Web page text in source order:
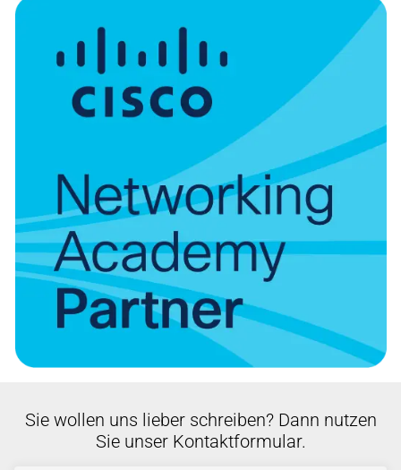
Sie wollen uns lieber schreiben? Dann nutzen
Sie unser Kontaktformular.